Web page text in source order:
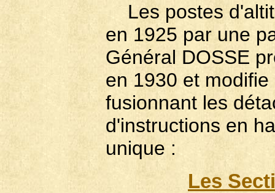
Les postes
en 1925 par une
Général DOSSE
en 1930 et
fusionnant les
d'instructions en
unique :
Les